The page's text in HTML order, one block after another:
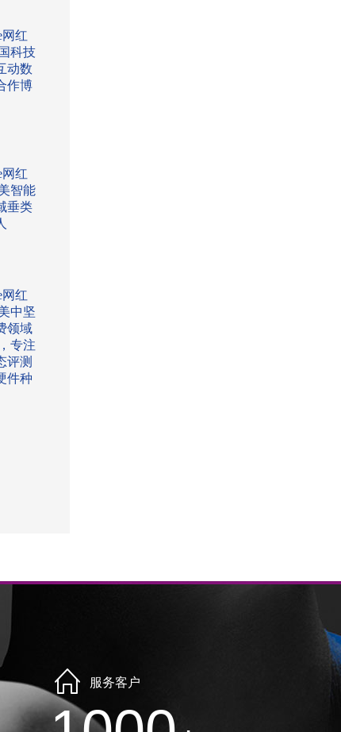
网红
科技
动数
作博
网红
智能
垂类
网红
中坚
领域
专注
评测
件种
服务客户